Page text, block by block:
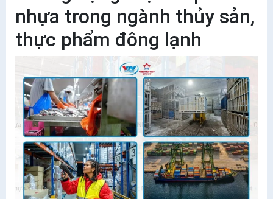
nhựa trong ngành thủy sản,
thực phẩm đông lạnh